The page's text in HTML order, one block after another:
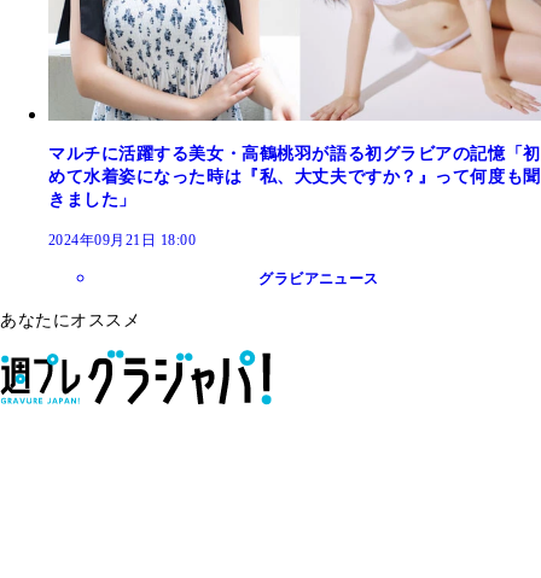
マルチに活躍する美女・高鶴桃羽が語る初グラビアの記憶「初
めて水着姿になった時は『私、大丈夫ですか？』って何度も聞
きました」
2024年09月21日 18:00
グラビアニュース
あなたにオススメ